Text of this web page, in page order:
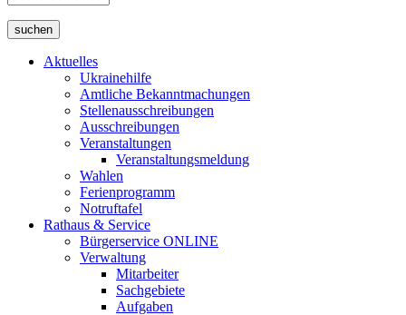
suchen
Aktuelles
Ukrainehilfe
Amtliche Bekanntmachungen
Stellenausschreibungen
Ausschreibungen
Veranstaltungen
Veranstaltungsmeldung
Wahlen
Ferienprogramm
Notruftafel
Rathaus & Service
Bürgerservice ONLINE
Verwaltung
Mitarbeiter
Sachgebiete
Aufgaben